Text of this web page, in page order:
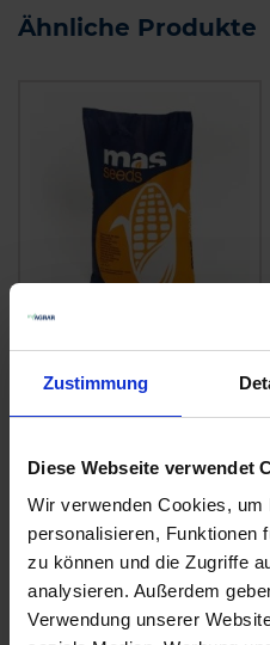
Zustimmung
Diese Webseite verwendet
Wir verwenden Cookies, um
personalisieren, Funktionen
zu können und die Zugriffe
analysieren. Außerdem
Verwendung unserer
Ähnliche Produkte
MAS 195 P
zzgl. MwSt.
ALTERNATIVE
PRODUKTE